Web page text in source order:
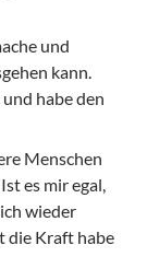
und
kann.
habe den
Menschen
es mir egal,
wieder
die Kraft habe